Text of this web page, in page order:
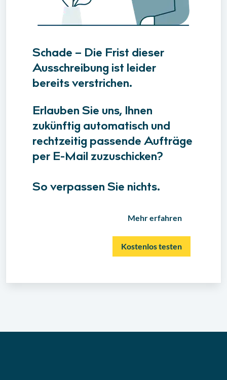
Schade – Die Frist dieser
Ausschreibung ist leider
bereits verstrichen.
Erlauben Sie uns, Ihnen
zukünftig automatisch und
rechtzeitig passende Aufträge
per E-Mail zuzuschicken?
So verpassen Sie nichts.
Mehr erfahren
Kostenlos testen